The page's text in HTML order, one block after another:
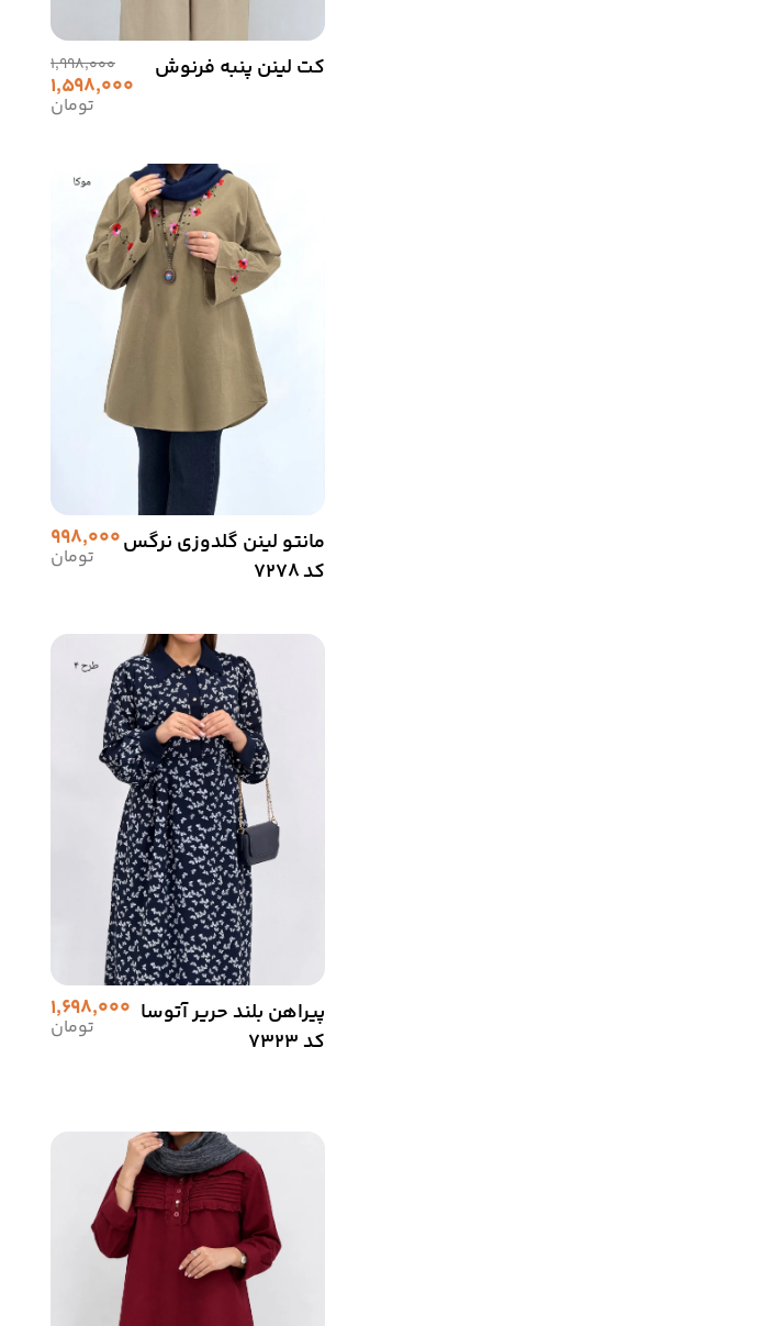
کت لینن پنبه فرنوش 1,998,000
1,598,000
تومان
مانتو لینن گلدوزی نرگس
کد 7278
998,000
تومان
پیراهن بلند حریر آتوسا
کد 7323
1,698,000
تومان